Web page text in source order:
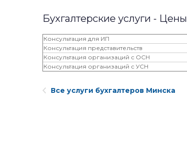
Бухгалтерские услуги - Цены
Консультация для ИП
Консультация представительств
Консультация организаций с ОСН
Консультация организаций с УСН
Все услуги бухгалтеров Минска